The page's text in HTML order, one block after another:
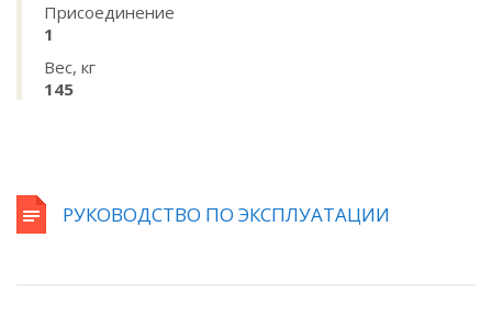
Присоединение
1
Вес, кг
145
РУКОВОДСТВО ПО ЭКСПЛУАТАЦИИ